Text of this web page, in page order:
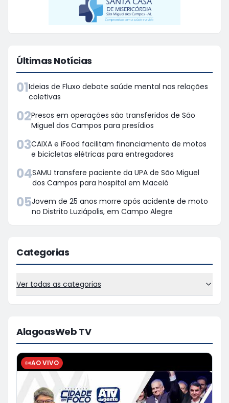
Últimas Notícias
01Ideias de Fluxo debate saúde mental nas relações
coletivas
02Presos em operações são transferidos de São
Miguel dos Campos para presídios
03CAIXA e iFood facilitam financiamento de motos
e bicicletas elétricas para entregadores
04SAMU transfere paciente da UPA de São Miguel
dos Campos para hospital em Maceió
05Jovem de 25 anos morre após acidente de moto
no Distrito Luziápolis, em Campo Alegre
Categorias
Ver todas as categorias
AlagoasWeb TV
AO VIVO